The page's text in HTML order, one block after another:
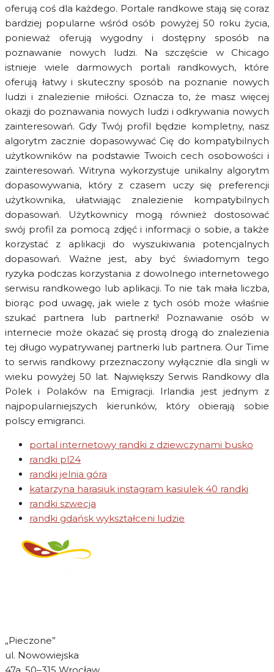
oferują coś dla każdego. Portale randkowe stają się coraz
bardziej popularne wśród osób powyżej 50 roku życia,
ponieważ oferują wygodny i dostępny sposób na
poznawanie nowych ludzi. Na szczęście w Chicago
istnieje wiele darmowych portali randkowych, które
oferują łatwy i skuteczny sposób na poznanie nowych
ludzi i znalezienie miłości. Oznacza to, że masz więcej
okazji do poznawania nowych ludzi i odkrywania nowych
zainteresowań. Gdy Twój profil będzie kompletny, nasz
algorytm zacznie dopasowywać Cię do kompatybilnych
użytkowników na podstawie Twoich cech osobowości i
zainteresowań. Witryna wykorzystuje unikalny algorytm
dopasowywania, który z czasem uczy się preferencji
użytkownika, ułatwiając znalezienie kompatybilnych
dopasowań. Użytkownicy mogą również dostosować
swój profil za pomocą zdjęć i informacji o sobie, a także
korzystać z aplikacji do wyszukiwania potencjalnych
dopasowań. Ważne jest, aby być świadomym tego
ryzyka podczas korzystania z dowolnego internetowego
serwisu randkowego lub aplikacji. To nie tak mała liczba,
biorąc pod uwagę, jak wiele z tych osób może właśnie
szukać partnera lub partnerki! Poznawanie osób w
internecie może okazać się prostą drogą do znalezienia
tej długo wypatrywanej partnerki lub partnera. Our Time
to serwis randkowy przeznaczony wyłącznie dla singli w
wieku powyżej 50 lat. Największy Serwis Randkowy dla
Polek i Polaków na Emigracji. Irlandia jest jednym z
najpopularniejszych kierunków, który obierają sobie
polscy emigranci.
portal internetowy randki z dziewczynami busko
randki pl24
randki jelnia góra
katarzyna harasiuk instagram kasiulek 40 randki
randki szwecja
randki gdańsk wykształceni ludzie
„Pieczone”
ul. Nowowiejska